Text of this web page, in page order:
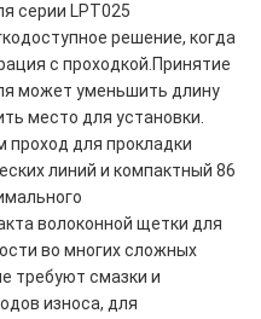
серии LPT025
решение, когда
с проходкой.Принятие
может уменьшить длину
место для установки.
проход для прокладки
линий и компактный 86
волоконной щетки для
во многих сложных
требуют смазки и
износа, для